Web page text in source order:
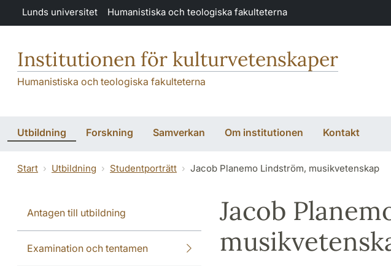
Hoppa till huvudinnehåll
Lunds universitet Humanistiska och teologiska fakulteterna
Institutionen för kulturvetenskaper
Humanistiska och teologiska fakulteterna
Utbildning Forskning Samverkan Om institutionen Kontakt
Start Utbildning Studentporträtt Jacob Planemo Lindström, musikvetenskap
Antagen till utbildning
Examination och tentamen
Jacob